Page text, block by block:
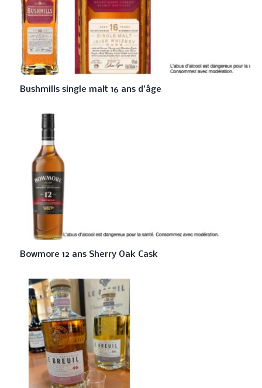
Bushmills single malt 16 ans d’âge
Bowmore 12 ans Sherry Oak Cask